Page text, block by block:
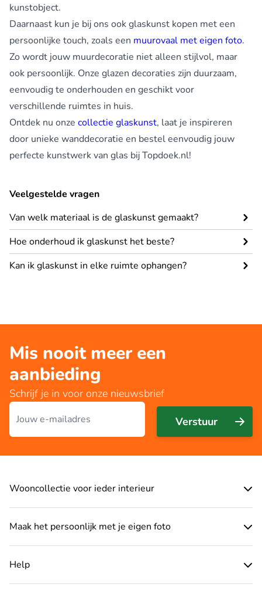
kunstobject.
Daarnaast kun je bij ons ook glaskunst kopen met een
persoonlijke touch, zoals een muurovaal met eigen foto.
Zo wordt jouw muurdecoratie niet alleen stijlvol, maar
ook persoonlijk. Onze glazen decoraties zijn duurzaam,
eenvoudig te onderhouden en geschikt voor
verschillende ruimtes in huis.
Ontdek nu onze collectie glaskunst, laat je inspireren
door unieke wanddecoratie en bestel eenvoudig jouw
perfecte kunstwerk van glas bij Topdoek.nl!
Veelgestelde vragen
Van welk materiaal is de glaskunst gemaakt?
Hoe onderhoud ik glaskunst het beste?
Kan ik glaskunst in elke ruimte ophangen?
Mis nooit meer een
aanbieding
Schrijf je in voor onze nieuwsbrief
E-mailadres
Verstuur
Wooncollectie voor ieder interieur
Maak het persoonlijk met je eigen foto
Help